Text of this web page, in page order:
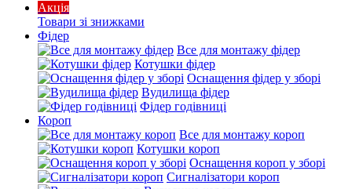
Акція
Товари зі знижками
Фідер
Все для монтажу фідер
Котушки фідер
Оснащення фідер у зборі
Вудилища фідер
Фідер годівниці
Короп
Все для монтажу короп
Котушки короп
Оснащення короп у зборі
Сигналізатори короп